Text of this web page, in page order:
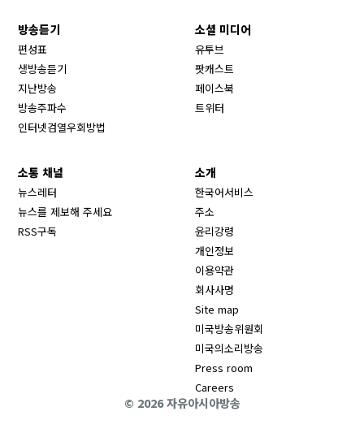
방송듣기
편성표
생방송듣기
지난방송
방송주파수
인터넷검열우회방법
소셜 미디어
유투브
팟캐스트
페이스북
트위터
소통 채널
뉴스레터
뉴스를 제보해 주세요
RSS구독
소개
한국어서비스
주소
윤리강령
개인정보
이용약관
회사사명
Site map
미국방송위원회
미국의소리방송
Press room
Careers
© 2026 자유아시아방송